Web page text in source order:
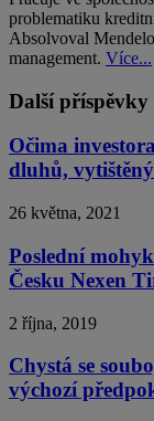
problematiku
Absolvoval
management. Více...
Další
Očima
dluhů,
26 května, 2021
Poslední
Česku Nexen
2 října, 2019
Chystá se
výchozí